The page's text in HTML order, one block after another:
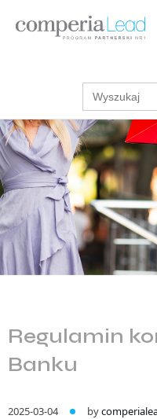
Akcje
Search
for:
Regulamin
Banku
2025-03-04 by